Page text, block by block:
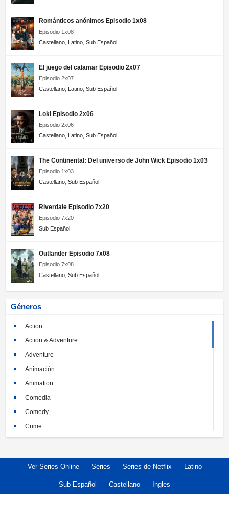
Románticos anónimos Episodio 1x08
Episodio 1x08
Castellano Latino Sub Español
El juego del calamar Episodio 2x07
Episodio 2x07
Castellano Latino Sub Español
Loki Episodio 2x06
Episodio 2x06
Castellano Latino Sub Español
The Continental: Del universo de John Wick Episodio 1x03
Episodio 1x03
Castellano Sub Español
Riverdale Episodio 7x20
Episodio 7x20
Sub Español
Outlander Episodio 7x08
Episodio 7x08
Castellano Sub Español
Géneros
Action
Action & Adventure
Adventure
Animación
Animation
Comedia
Comedy
Crime
Documentary
Ver Series Online Series Series de Netflix Latino
Sub Español Castellano Ingles